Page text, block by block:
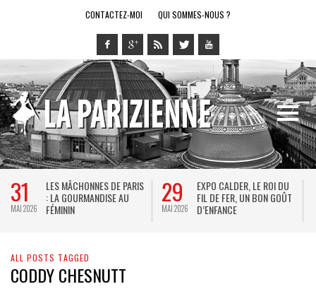
CONTACTEZ-MOI QUI SOMMES-NOUS ?
31
MAI 2026
LES MÂCHONNES DE PARIS
: LA GOURMANDISE AU
FÉMININ
29
MAI 2026
EXPO CALDER, LE ROI DU
FIL DE FER, UN BON GOÛT
D’ENFANCE
ALL POSTS TAGGED
CODDY CHESNUTT